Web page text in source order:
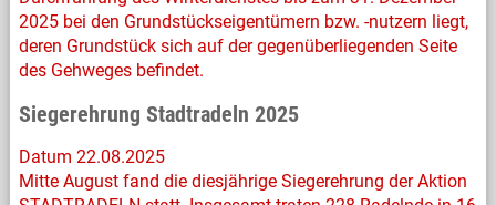
2025 bei den Grundstückseigentümern bzw. -nutzern liegt,
deren Grundstück sich auf der gegenüberliegenden Seite
des Gehweges befindet.
Siegerehrung Stadtradeln 2025
Datum 22.08.2025
Mitte August fand die diesjährige Siegerehrung der Aktion